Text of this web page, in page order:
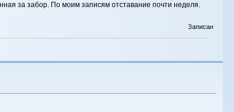
за забор. По моим записям отставание почти неделя.
Записан